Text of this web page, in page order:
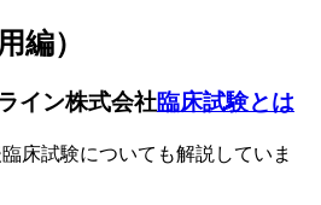
編）
イン株式会社臨床試験とは
床試験についても解説していま